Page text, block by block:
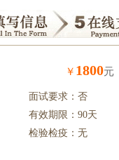
￥ 1800元
面试要求：否
有效期限：90天
检验检疫：无